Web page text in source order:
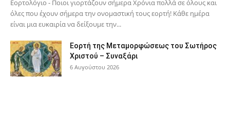
Εορτολόγιο - Ποιοι γιορτάζουν σήμερα Χρόνια πολλά σε όλους και
όλες που έχουν σήμερα την ονομαστική τους εορτή! Κάθε ημέρα
είναι μια ευκαιρία να δείξουμε την...
Εορτή της Μεταμορφώσεως του Σωτήρος
Χριστού – Συναξάρι
6 Αυγούστου 2026